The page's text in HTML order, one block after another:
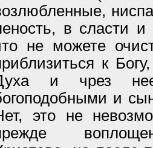
в сласти и
не можете
к
и чрез нее
и
это не